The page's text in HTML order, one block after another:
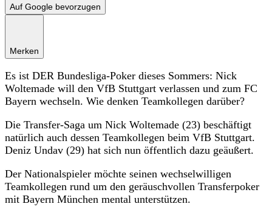
Auf Google bevorzugen
Merken
Es ist DER Bundesliga-Poker dieses Sommers: Nick
Woltemade will den VfB Stuttgart verlassen und zum FC
Bayern wechseln. Wie denken Teamkollegen darüber?
Die Transfer-Saga um Nick Woltemade (23) beschäftigt
natürlich auch dessen Teamkollegen beim VfB Stuttgart.
Deniz Undav (29) hat sich nun öffentlich dazu geäußert.
Der Nationalspieler möchte seinen wechselwilligen
Teamkollegen rund um den geräuschvollen Transferpoker
mit Bayern München mental unterstützen.